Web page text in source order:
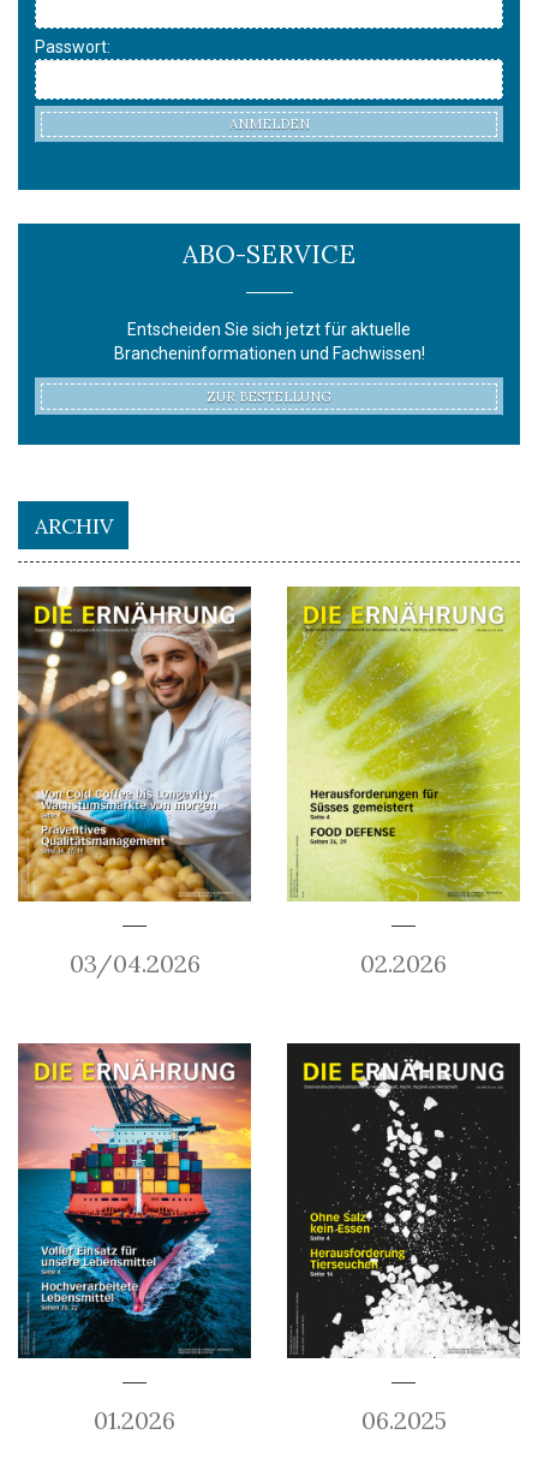
Passwort:
ANMELDEN
ABO-SERVICE
Entscheiden Sie sich jetzt für aktuelle
Brancheninformationen und Fachwissen!
ZUR BESTELLUNG
ARCHIV
03/04.2026 02.2026
01.2026 06.2025